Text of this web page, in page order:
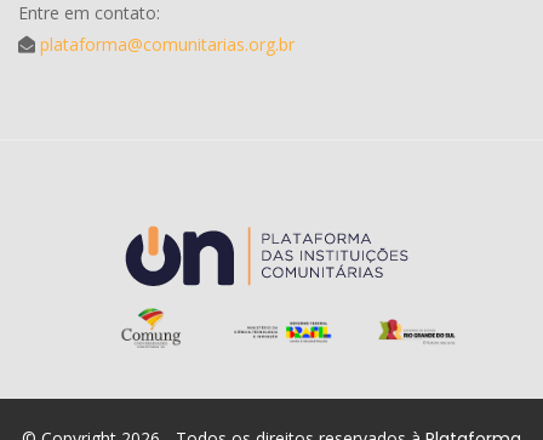
Entre em contato:
plataforma@comunitarias.org.br